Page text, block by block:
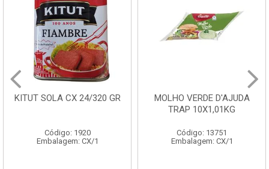
KITUT SOLA CX 24/320 GR
Código: 1920
Embalagem: CX/1
MOLHO VERDE D'AJUDA
TRAP 10X1,01KG
Código: 13751
Embalagem: CX/1